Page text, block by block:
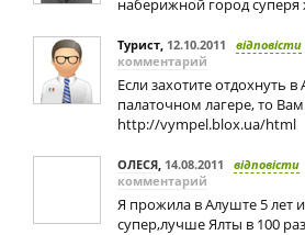
наберижной город суперя
Турист, 12.10.2011 відповісти
комментарий
Если захотите отдохнуть
палаточном лагере, то
http://vympel.blox.ua/html
ОЛЕСЯ, 14.08.2011 відповісти
комментарий
Я прожила в Алуште 5 лет
супер,лучше Ялты в 100